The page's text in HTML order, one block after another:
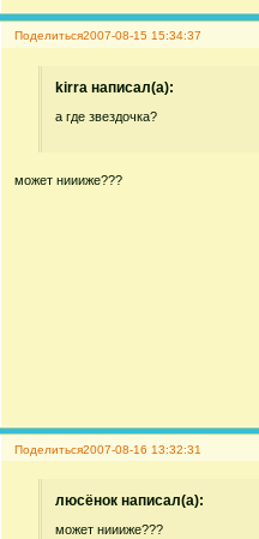
Поделиться2007-08-15 15:34:37
kirra написал(а):
а где звездочка?
может ниииже???
Поделиться2007-08-16 13:32:31
люсёнок написал(а):
может ниииже???